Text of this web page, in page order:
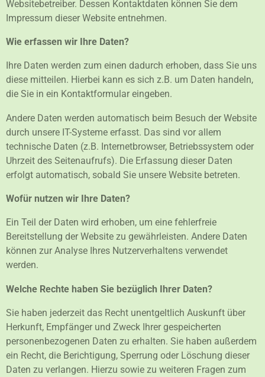
Websitebetreiber. Dessen Kontaktdaten können Sie dem
Impressum dieser Website entnehmen.
Wie erfassen wir Ihre Daten?
Ihre Daten werden zum einen dadurch erhoben, dass Sie uns
diese mitteilen. Hierbei kann es sich z.B. um Daten handeln,
die Sie in ein Kontaktformular eingeben.
Andere Daten werden automatisch beim Besuch der Website
durch unsere IT-Systeme erfasst. Das sind vor allem
technische Daten (z.B. Internetbrowser, Betriebssystem oder
Uhrzeit des Seitenaufrufs). Die Erfassung dieser Daten
erfolgt automatisch, sobald Sie unsere Website betreten.
Wofür nutzen wir Ihre Daten?
Ein Teil der Daten wird erhoben, um eine fehlerfreie
Bereitstellung der Website zu gewährleisten. Andere Daten
können zur Analyse Ihres Nutzerverhaltens verwendet
werden.
Welche Rechte haben Sie bezüglich Ihrer Daten?
Sie haben jederzeit das Recht unentgeltlich Auskunft über
Herkunft, Empfänger und Zweck Ihrer gespeicherten
personenbezogenen Daten zu erhalten. Sie haben außerdem
ein Recht, die Berichtigung, Sperrung oder Löschung dieser
Daten zu verlangen. Hierzu sowie zu weiteren Fragen zum